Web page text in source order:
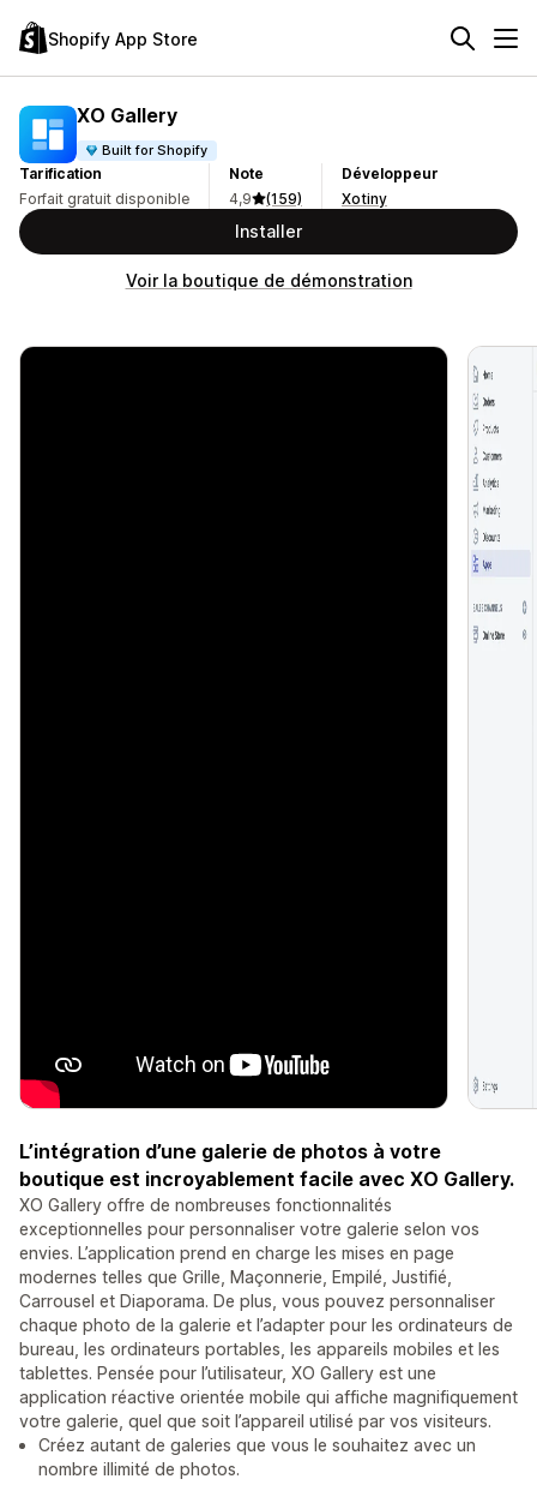
Shopify App Store
XO Gallery
Built for Shopify
Tarification
Forfait gratuit disponible
Note
4,9
(159)
Développeur
Xotiny
Installer
Voir la boutique de démonstration
L’intégration d’une galerie de photos à votre
boutique est incroyablement facile avec XO Gallery.
XO Gallery offre de nombreuses fonctionnalités
exceptionnelles pour personnaliser votre galerie selon vos
envies. L’application prend en charge les mises en page
modernes telles que Grille, Maçonnerie, Empilé, Justifié,
Carrousel et Diaporama. De plus, vous pouvez personnaliser
chaque photo de la galerie et l’adapter pour les ordinateurs de
bureau, les ordinateurs portables, les appareils mobiles et les
tablettes. Pensée pour l’utilisateur, XO Gallery est une
application réactive orientée mobile qui affiche magnifiquement
votre galerie, quel que soit l’appareil utilisé par vos visiteurs.
Créez autant de galeries que vous le souhaitez avec un
nombre illimité de photos.